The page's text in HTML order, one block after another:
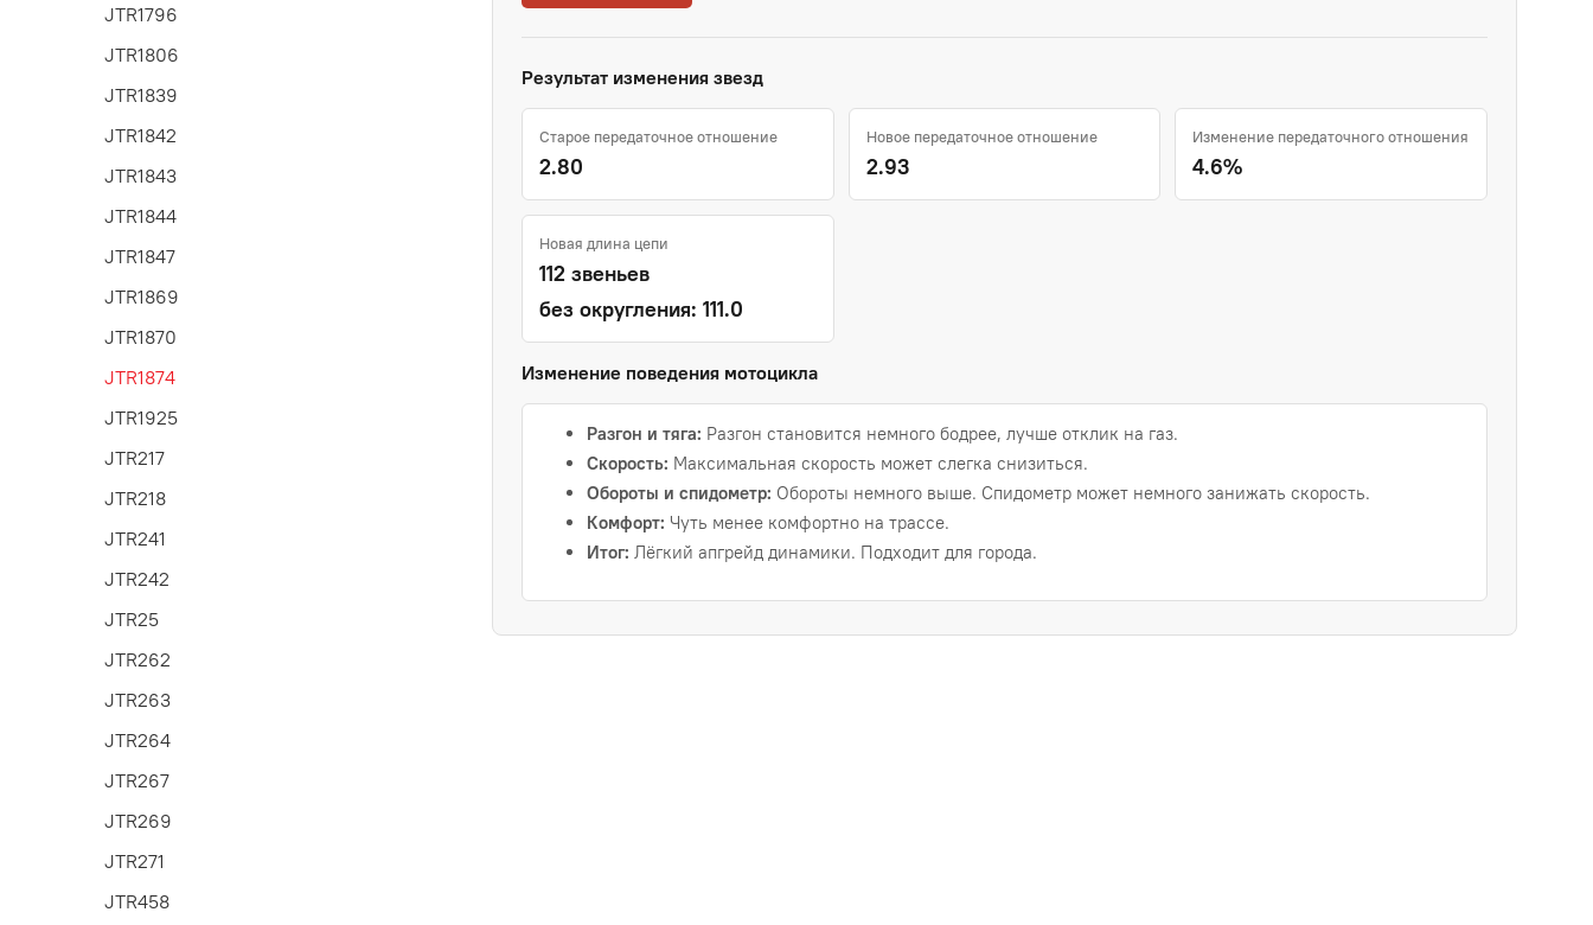
Результат изменения звезд
Старое передаточное отношение
2.80
Новое передаточное отношение
2.93
Изменение передаточного отношения
4.6%
Новая длина цепи
112 звеньев
без округления: 111.0
Изменение поведения мотоцикла
Разгон и тяга: Разгон становится немного бодрее, лучше отклик на газ.
Скорость: Максимальная скорость может слегка снизиться.
Обороты и спидометр: Обороты немного выше. Спидометр может немного занижать скорость.
Комфорт: Чуть менее комфортно на трассе.
Итог: Лёгкий апгрейд динамики. Подходит для города.
JTR1796
JTR1806
JTR1839
JTR1842
JTR1843
JTR1844
JTR1847
JTR1869
JTR1870
JTR1874
JTR1925
JTR217
JTR218
JTR241
JTR242
JTR25
JTR262
JTR263
JTR264
JTR267
JTR269
JTR271
JTR458